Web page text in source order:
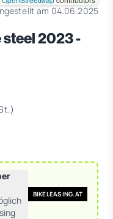
am 04.06.2025
2023 -
BIKELEASING.AT